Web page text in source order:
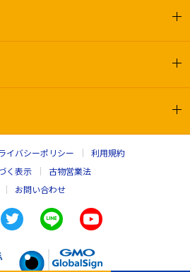
イバシーポリシー
利用規約
く表示
古物営業法
お問い合わせ